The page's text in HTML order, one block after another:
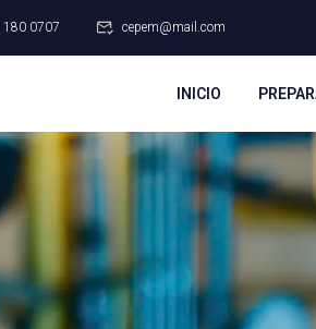
180 0707 cepem@mail.com
INICIO